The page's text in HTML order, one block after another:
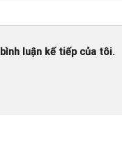
luận kế tiếp của tôi.